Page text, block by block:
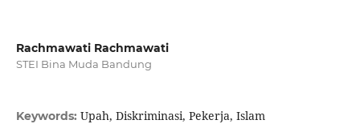
Rachmawati Rachmawati
STEI Bina Muda Bandung
Keywords: Upah, Diskriminasi, Pekerja, Islam